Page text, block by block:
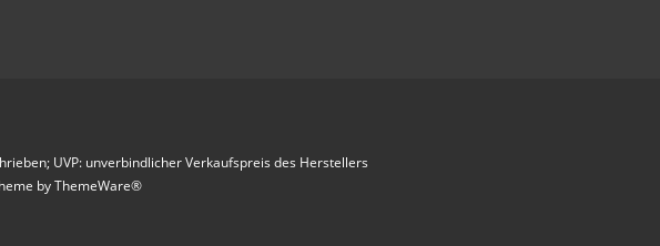
UVP: unverbindlicher Verkaufspreis des Herstellers
byThemeWare®